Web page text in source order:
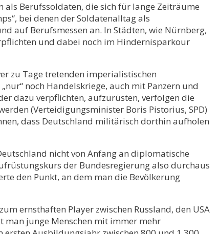
als Berufssoldaten, die sich für lange Zeiträume
bei denen der Soldatenalltag als
auf Berufsmessen an. In Städten, wie Nürnberg,
und dabei noch im Hindernisparkour
zu Tage tretenden imperialistischen
noch Handelskriege, auch mit Panzern und
dazu verpflichten, aufzurüsten, verfolgen die
(Verteidigungsminister Boris Pistorius, SPD)
dass Deutschland militärisch dorthin aufholen
nicht von Anfang an diplomatische
der Bundesregierung also durchaus
den Punkt, an dem man die Bevölkerung
ernsthaften Player zwischen Russland, den USA
man junge Menschen mit immer mehr